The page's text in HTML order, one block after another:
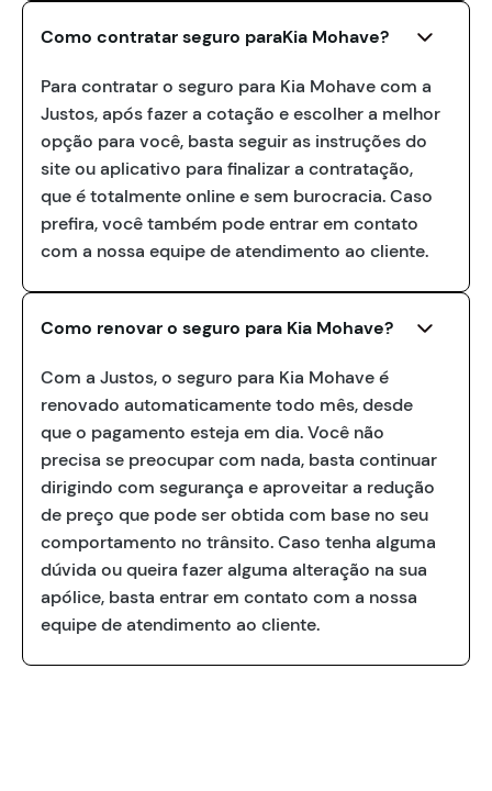
Como contratar seguro paraKia Mohave?
Para contratar o seguro para Kia Mohave com a
Justos, após fazer a cotação e escolher a melhor
opção para você, basta seguir as instruções do
site ou aplicativo para finalizar a contratação,
que é totalmente online e sem burocracia. Caso
prefira, você também pode entrar em contato
com a nossa equipe de atendimento ao cliente.
Como renovar o seguro para Kia Mohave?
Com a Justos, o seguro para Kia Mohave é
renovado automaticamente todo mês, desde
que o pagamento esteja em dia. Você não
precisa se preocupar com nada, basta continuar
dirigindo com segurança e aproveitar a redução
de preço que pode ser obtida com base no seu
comportamento no trânsito. Caso tenha alguma
dúvida ou queira fazer alguma alteração na sua
apólice, basta entrar em contato com a nossa
equipe de atendimento ao cliente.